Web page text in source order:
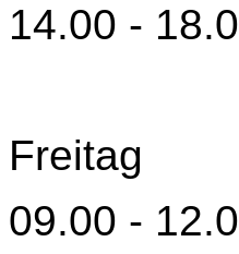
14.00 -
Freitag
09.00 -